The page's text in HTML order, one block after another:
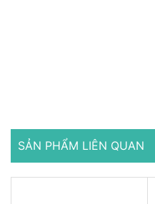
SẢN PHẨM LIÊN QUAN